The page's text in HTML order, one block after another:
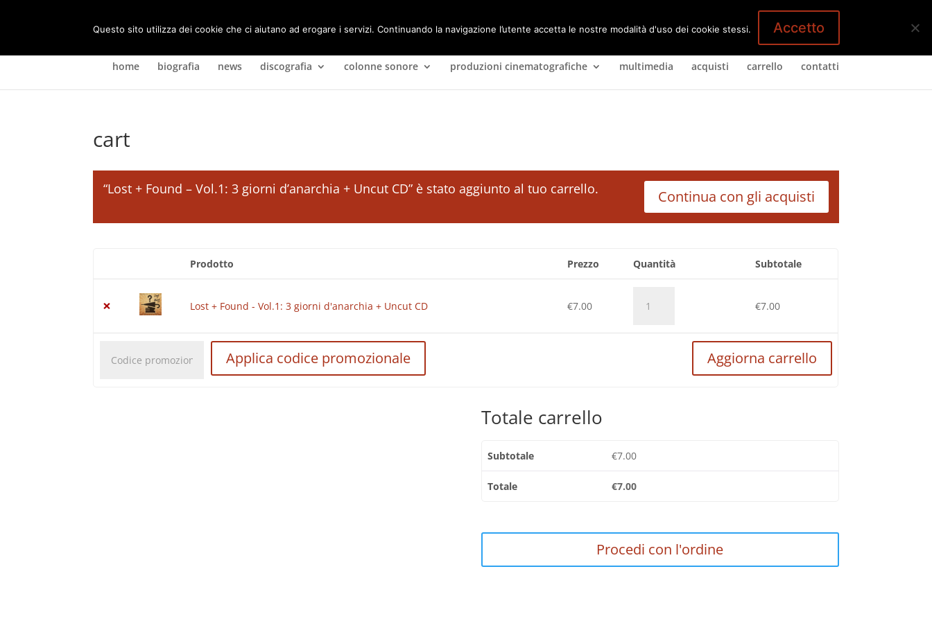
1 Elemento
home biografia news discografia colonne sonore produzioni cinematografiche multimedia acquisti carrello contatti
cart
“Lost + Found – Vol.1: 3 giorni d’anarchia + Uncut CD” è stato aggiunto al tuo carrello. Continua con gli acquisti
Prodotto Prezzo Quantità Subtotale
× Lost + Found - Vol.1: 3 giorni d'anarchia + Uncut CD €7.00
-
quantità
€7.00
Codice
promozionale:
Applica codice promozionale Aggiorna carrello
Totale carrello
Subtotale €7.00
Totale €7.00
Procedi con l'ordine
Questo sito utilizza dei cookie che ci aiutano ad erogare i servizi. Continuando la navigazione l’utente accetta le nostre modalità d'uso dei cookie stessi. Accetto